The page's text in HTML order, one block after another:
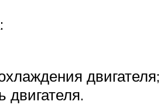
двигателя;
двигателя.